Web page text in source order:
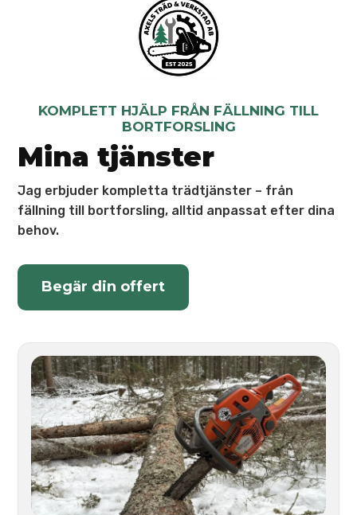
KOMPLETT HJÄLP FRÅN FÄLLNING TILL
BORTFORSLING
Mina tjänster
Jag erbjuder kompletta trädtjänster – från
fällning till bortforsling, alltid anpassat efter dina
behov.
Begär din offert